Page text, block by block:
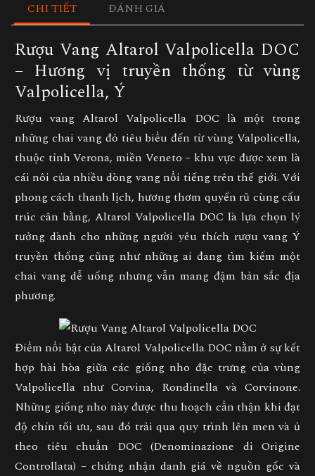
CHI TIẾT ĐÁNH GIÁ
Rượu Vang Altarol Valpolicella DOC
– Hương vị truyền thống từ vùng
Valpolicella, Ý
Rượu vang Altarol Valpolicella DOC là một trong
những chai vang đỏ tiêu biểu đến từ vùng Valpolicella,
thuộc tỉnh Verona, miền Veneto – khu vực được xem là
cái nôi của nhiều dòng vang nổi tiếng trên thế giới. Với
phong cách thanh lịch, hương thơm quyến rũ cùng cấu
trúc cân bằng, Altarol Valpolicella DOC là lựa chọn lý
tưởng dành cho những người yêu thích rượu vang Ý
truyền thống cũng như những ai đang tìm kiếm một
chai vang dễ uống nhưng vẫn mang đậm bản sắc địa
phương.
Điểm nổi bật của Altarol Valpolicella DOC nằm ở sự kết
hợp hài hòa giữa các giống nho đặc trưng của vùng
Valpolicella như Corvina, Rondinella và Corvinone.
Những giống nho này được thu hoạch cẩn thận khi đạt
độ chín tối ưu, sau đó trải qua quy trình lên men và ủ
theo tiêu chuẩn DOC (Denominazione di Origine
Controllata) – chứng nhận danh giá về nguồn gốc và